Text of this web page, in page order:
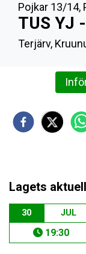
Pojkar 13/14,
TUS YJ
Terjärv,
Lagets
30 JUL
19:30